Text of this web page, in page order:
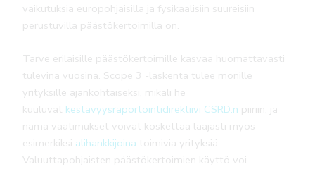
vaikutuksia europohjaisilla ja fysikaalisiin suureisiin
perustuvilla päästökertoimilla on.
Tarve erilaisille päästökertoimille kasvaa huomattavasti
tulevina vuosina. Scope 3 -laskenta tulee monille
yrityksille ajankohtaiseksi, mikäli he
kuuluvat kestävyysraportointidirektiivi CSRD:n piiriin, ja
nämä vaatimukset voivat koskettaa laajasti myös
esimerkiksi alihankkijoina toimivia yrityksiä.
Valuuttapohjaisten päästökertoimien käyttö voi